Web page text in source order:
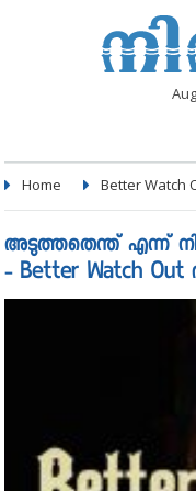
Home Better Watch
അടുത്തതെന്ത് എന്ന്
- Better Watch Out